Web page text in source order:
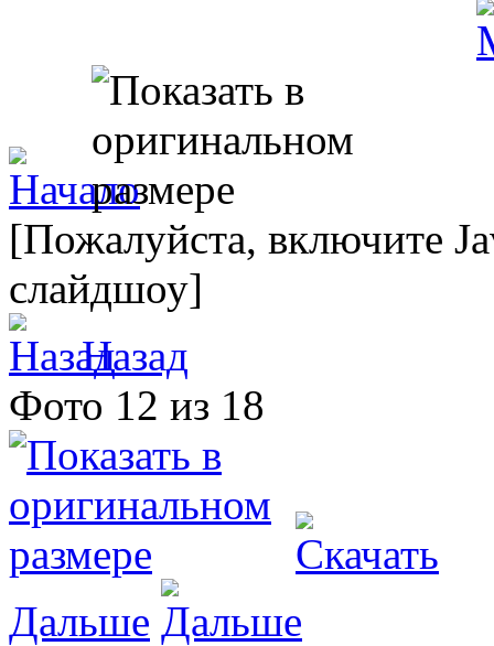
[Пожалуйста, включите
слайдшоу]
Назад
Фото 12 из 18
Дальше